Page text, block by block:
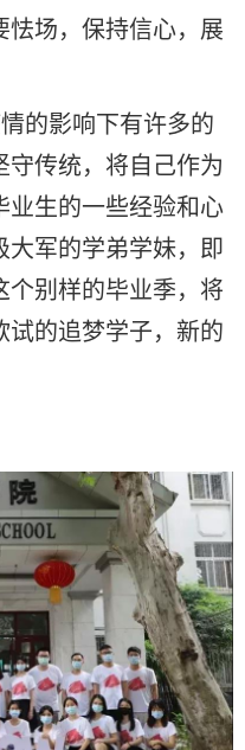
怯场，保持信心，展
的影响下有许多的
传统，将自己作为
业生的一些经验和心
大军的学弟学妹，即
个别样的毕业季，将
试的追梦学子，新的